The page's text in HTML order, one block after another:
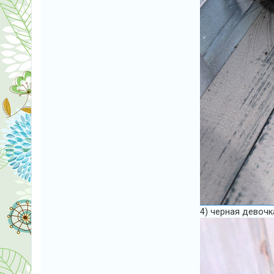
4) черная